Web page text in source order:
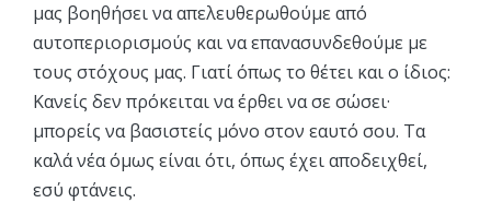
μας βοηθήσει να απελευθερωθούμε από
αυτοπεριορισμούς και να επανασυνδεθούμε με
τους στόχους μας. Γιατί όπως το θέτει και ο ίδιος:
Κανείς δεν πρόκειται να έρθει να σε σώσει·
μπορείς να βασιστείς μόνο στον εαυτό σου. Τα
καλά νέα όμως είναι ότι, όπως έχει αποδειχθεί,
εσύ φτάνεις.